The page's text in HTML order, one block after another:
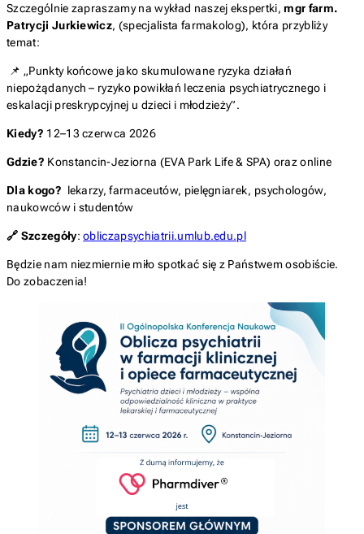
Szczególnie zapraszamy na wykład naszej ekspertki,mgr farm.
Patrycji Jurkiewicz, (specjalista farmakolog), która przybliży
temat:
📌 „Punkty końcowe jako skumulowane ryzyka działań
niepożądanych – ryzyko powikłań leczenia psychiatrycznego i
eskalacji preskrypcyjnej u dzieci i młodzieży”.
Kiedy? 12–13 czerwca 2026
Gdzie? Konstancin-Jeziorna (EVA Park Life & SPA) oraz online
Dla kogo? lekarzy, farmaceutów, pielęgniarek, psychologów,
naukowców i studentów
🔗 Szczegóły:obliczapsychiatrii.umlub.edu.pl
Będzie nam niezmiernie miło spotkać się z Państwem osobiście.
Do zobaczenia!